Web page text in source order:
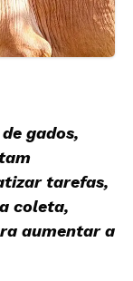
gados,
tarefas,
coleta,
aumentar a